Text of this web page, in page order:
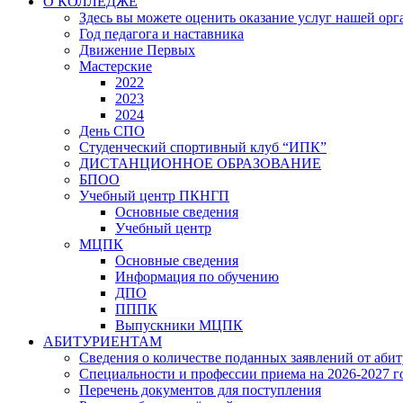
Здесь вы можете оценить оказание услуг нашей
Год педагога и наставника
Движение Первых
Мастерские
2022
2023
2024
День СПО
Студенческий спортивный клуб “ИПК”
ДИСТАНЦИОННОЕ ОБРАЗОВАНИЕ
БПОО
Учебный центр ПКНГП
Основные сведения
Учебный центр
МЦПК
Основные сведения
Информация по обучению
ДПО
ПППК
Выпускники МЦПК
АБИТУРИЕНТАМ
Сведения о количестве поданных заявлений от
Специальности и профессии приема на 2026-2027
Перечень документов для поступления